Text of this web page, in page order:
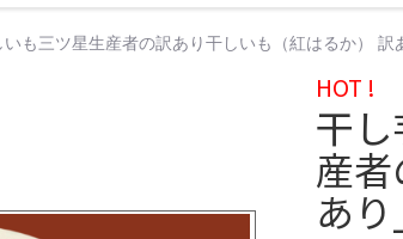
も三ツ星生産者の訳あり干しいも（紅はるか）
HOT !
干
産
あ